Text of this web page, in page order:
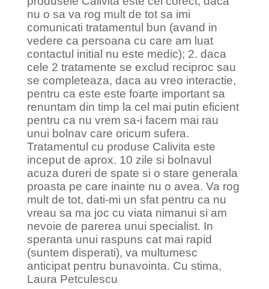
nu o sa va rog mult de tot sa imi
comunicati tratamentul bun (avand in
vedere ca persoana cu care am luat
contactul initial nu este medic); 2. daca
cele 2 tratamente se exclud reciproc sau
se completeaza, daca au vreo interactie,
pentru ca este este foarte important sa
renuntam din timp la cel mai putin eficient
pentru ca nu vrem sa-i facem mai rau
unui bolnav care oricum sufera.
Tratamentul cu produse Calivita este
inceput de aprox. 10 zile si bolnavul
acuza dureri de spate si o stare generala
proasta pe care inainte nu o avea. Va rog
mult de tot, dati-mi un sfat pentru ca nu
vreau sa ma joc cu viata nimanui si am
nevoie de parerea unui specialist. In
speranta unui raspuns cat mai rapid
(suntem disperati), va multumesc
anticipat pentru bunavointa. Cu stima,
Laura Petculescu